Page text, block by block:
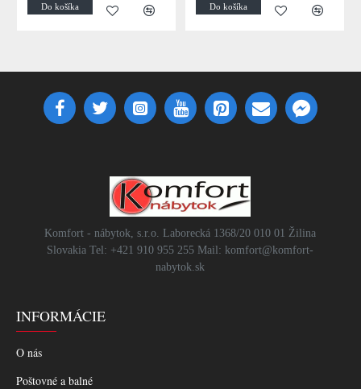
Do košíka Do košíka
Komfort - nábytok, s.r.o. Laborecká 1368/20 010 01 Žilina
Slovakia Tel: +421 910 955 255 Mail: komfort@komfort-
nabytok.sk
INFORMÁCIE
O nás
Poštovné a balné